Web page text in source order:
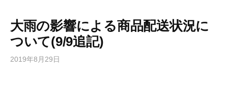
大雨の影響による商品配送状況に
ついて(9/9追記)
2019年8月29日